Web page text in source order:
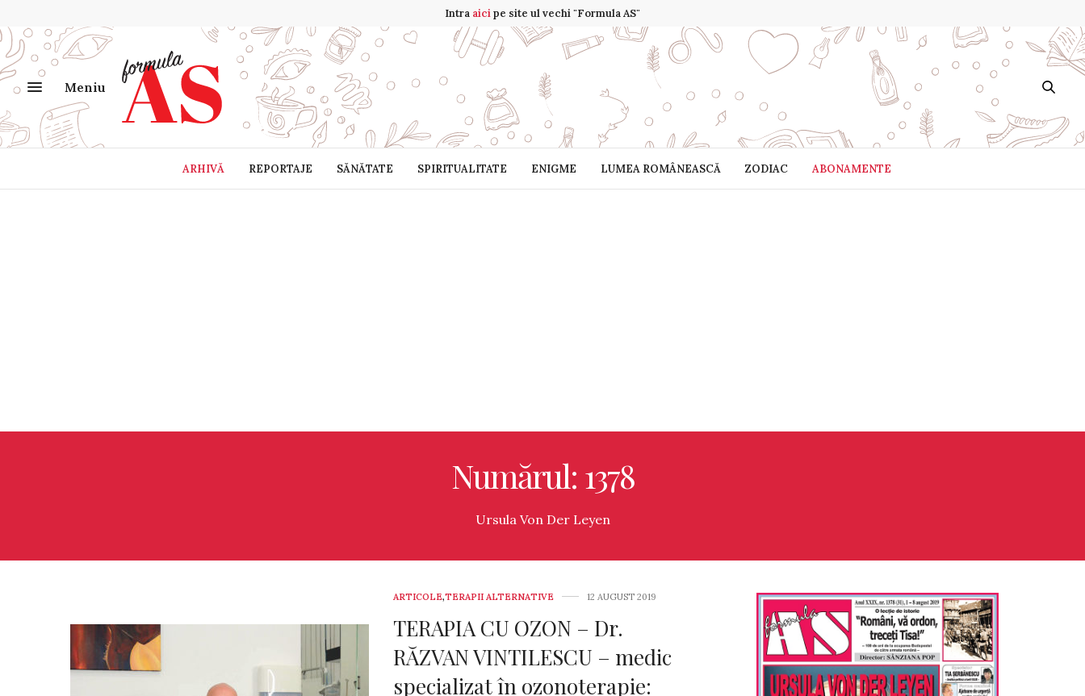
Intra aicipe site ul vechi "Formula AS"
Meniu
ARHIVĂ REPORTAJE SĂNĂTATE SPIRITUALITATE ENIGME LUMEA ROMÂNEASCĂ ZODIAC ABONAMENTE
Numărul: 1378
Ursula Von Der Leyen
ARTICOLE,TERAPII ALTERNATIVE 12 AUGUST 2019
TERAPIA CU OZON – Dr.
RĂZVAN VINTILESCU – medic
specializat în ozonoterapie: